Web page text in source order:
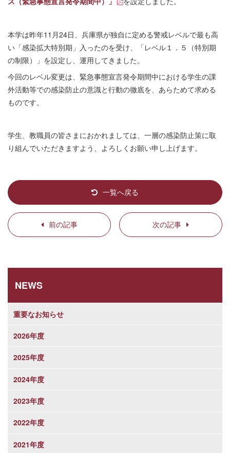
本学は昨年11月24日、兵庫県が独自に定める警戒レベルで最も高
い「感染拡大特別期」入ったのを受け、「レベル１．５（特別期
の制限）」を設定し、運用してきました。
今回のレベル変更は、緊急事態宣言発令期間中における学生の課
外活動等での感染防止の意識と行動の徹底を、あらためて求める
ものです。
学生、教職員の皆さまにおかれましては、一層の感染防止策に取
り組んでいただきますよう、よろしくお願い申し上げます。
前の記事
一覧へ戻る
次の記事
NEWS
重要なお知らせ
2026年度
2025年度
2024年度
2023年度
2022年度
2021年度